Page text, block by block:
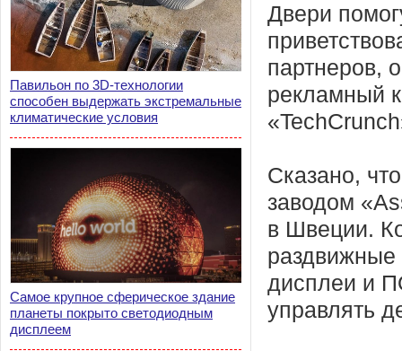
Павильон по 3D-технологии
способен выдержать экстремальные
климатические условия
Самое крупное сферическое здание
планеты покрыто светодиодным
дисплеем
Двери
партнеров,
рекламный
Сказано,
заводом
в Швеции.
раздвижные
дисплеи и
управлять